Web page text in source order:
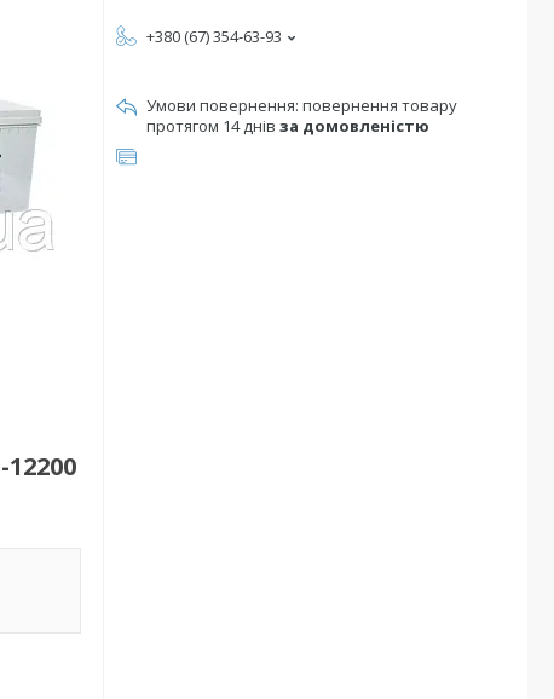
+380 (67) 354-63-93
повернення товару
протягом 14 днів за домовленістю